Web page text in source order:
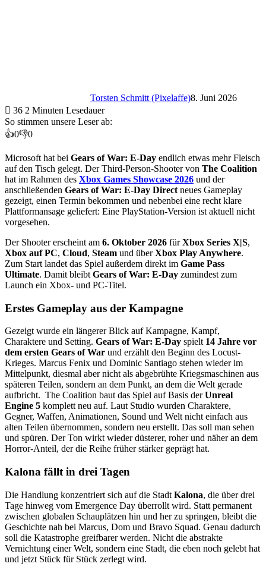
Torsten Schmitt (Pixelaffe)8. Juni 2026
36 2 Minuten Lesedauer
So stimmen unsere Leser ab:
👍0👎0
Microsoft hat bei Gears of War: E-Day endlich etwas mehr Fleisch
auf den Tisch gelegt. Der Third-Person-Shooter von The Coalition
hat im Rahmen des Xbox Games Showcase 2026 und der
anschließenden Gears of War: E-Day Direct neues Gameplay
gezeigt, einen Termin bekommen und nebenbei eine recht klare
Plattformansage geliefert: Eine PlayStation-Version ist aktuell nicht
vorgesehen.
Der Shooter erscheint am 6. Oktober 2026 fürXbox Series X|S,
Xbox auf PC, Cloud, Steam und überXbox Play Anywhere.
Zum Start landet das Spiel außerdem direkt im Game Pass
Ultimate. Damit bleibt Gears of War: E-Day zumindest zum
Launch ein Xbox- und PC-Titel.
Erstes Gameplay aus der Kampagne
Gezeigt wurde ein längerer Blick auf Kampagne, Kampf,
Charaktere und Setting. Gears of War: E-Day spielt 14 Jahre vor
dem ersten Gears of War und erzählt den Beginn des Locust-
Krieges. Marcus Fenix und Dominic Santiago stehen wieder im
Mittelpunkt, diesmal aber nicht als abgebrühte Kriegsmaschinen aus
späteren Teilen, sondern an dem Punkt, an dem die Welt gerade
aufbricht. The Coalition baut das Spiel auf Basis derUnreal
Engine 5 komplett neu auf. Laut Studio wurden Charaktere,
Gegner, Waffen, Animationen, Sound und Welt nicht einfach aus
alten Teilen übernommen, sondern neu erstellt. Das soll man sehen
und spüren. Der Ton wirkt wieder düsterer, roher und näher an dem
Horror-Anteil, der die Reihe früher stärker geprägt hat.
Kalona fällt in drei Tagen
Die Handlung konzentriert sich auf die Stadt Kalona, die über drei
Tage hinweg vom Emergence Day überrollt wird. Statt permanent
zwischen globalen Schauplätzen hin und her zu springen, bleibt die
Geschichte nah bei Marcus, Dom und Bravo Squad. Genau dadurch
soll die Katastrophe greifbarer werden. Nicht die abstrakte
Vernichtung einer Welt, sondern eine Stadt, die eben noch gelebt hat
und jetzt Stück für Stück zerlegt wird.